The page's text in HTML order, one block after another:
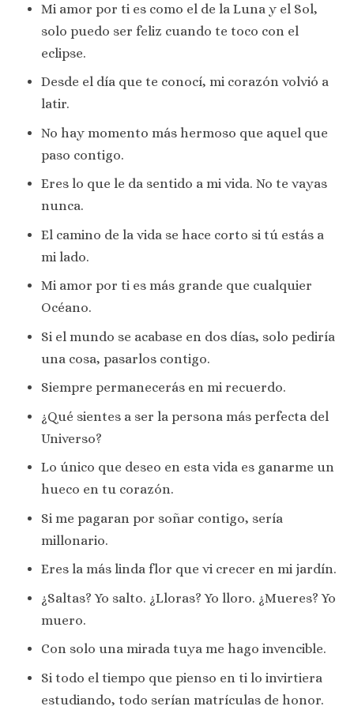
Mi amor por ti es como el de la Luna y el Sol,
solo puedo ser feliz cuando te toco con el
eclipse.
Desde el día que te conocí, mi corazón volvió a
latir.
No hay momento más hermoso que aquel que
paso contigo.
Eres lo que le da sentido a mi vida. No te vayas
nunca.
El camino de la vida se hace corto si tú estás a
mi lado.
Mi amor por ti es más grande que cualquier
Océano.
Si el mundo se acabase en dos días, solo pediría
una cosa, pasarlos contigo.
Siempre permanecerás en mi recuerdo.
¿Qué sientes a ser la persona más perfecta del
Universo?
Lo único que deseo en esta vida es ganarme un
hueco en tu corazón.
Si me pagaran por soñar contigo, sería
millonario.
Eres la más linda flor que vi crecer en mi jardín.
¿Saltas? Yo salto. ¿Lloras? Yo lloro. ¿Mueres? Yo
muero.
Con solo una mirada tuya me hago invencible.
Si todo el tiempo que pienso en ti lo invirtiera
estudiando, todo serían matrículas de honor.